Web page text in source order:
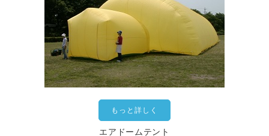
もっと詳しく
エアドームテント